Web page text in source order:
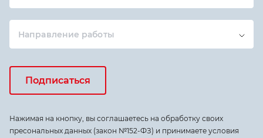
Направление работы
Подписаться
Нажимая на кнопку, вы соглашаетесь на обработку своих
пресональных данных (закон №152-ФЗ) и принимаете условия